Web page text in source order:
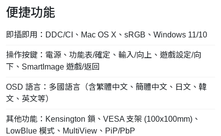
便捷功能
即插即用：DDC/CI、Mac OS X、sRGB、Windows 11/10
操作按鍵：電源、功能表/確定、輸入/向上、遊戲設定/向
下、SmartImage 遊戲/返回
OSD 語言：多國語言（含繁體中文、簡體中文、日文、韓
文、英文等）
其他功能：Kensington 鎖、VESA 支架 (100x100mm)、
LowBlue 模式、MultiView、PiP/PbP